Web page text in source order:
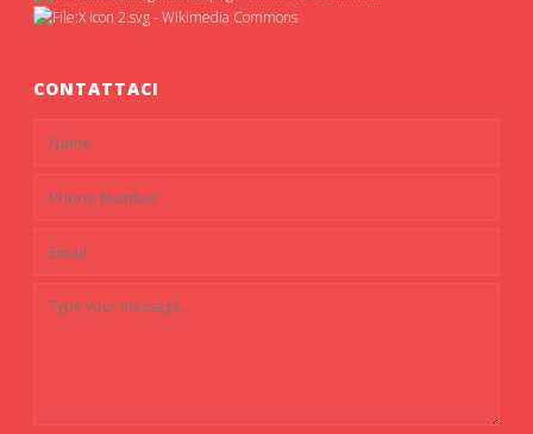
CONTATTACI